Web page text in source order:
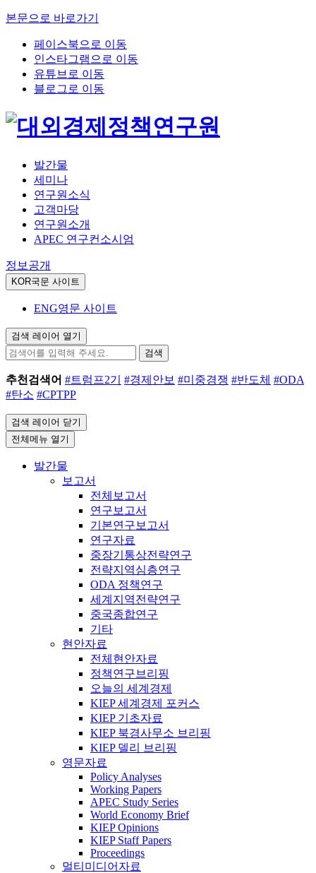
본문으로 바로가기
페이스북으로 이동
인스타그램으로 이동
유튜브로 이동
블로그로 이동
발간물
세미나
연구원소식
고객마당
연구원소개
APEC 연구컨소시엄
정보공개
KOR국문 사이트
ENG영문 사이트
검색 레이어 열기
검색
추천검색어 #트럼프2기 #경제안보 #미중경쟁 #반도체 #ODA
#탄소 #CPTPP
검색 레이어 닫기
전체메뉴 열기
발간물
보고서
전체보고서
연구보고서
기본연구보고서
연구자료
중장기통상전략연구
전략지역심층연구
ODA 정책연구
세계지역전략연구
중국종합연구
기타
현안자료
전체현안자료
정책연구브리핑
오늘의 세계경제
KIEP 세계경제 포커스
KIEP 기초자료
KIEP 북경사무소 브리핑
KIEP 델리 브리핑
영문자료
Policy Analyses
Working Papers
APEC Study Series
World Economy Brief
KIEP Opinions
KIEP Staff Papers
Proceedings
멀티미디어자료